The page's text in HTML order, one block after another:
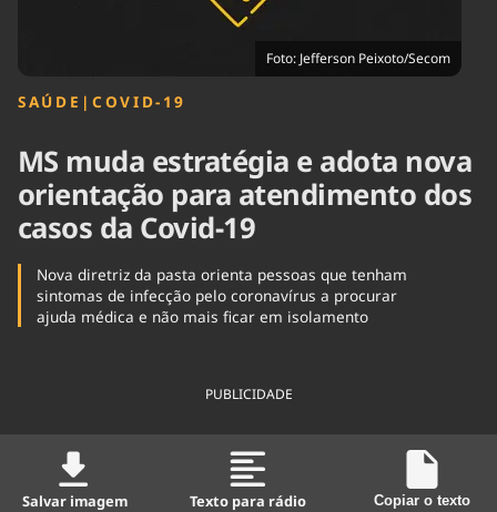
Foto: Jefferson Peixoto/Secom
SAÚDE | COVID-19
MS muda estratégia e adota nova
orientação para atendimento dos
casos da Covid-19
Nova diretriz da pasta orienta pessoas que tenham
sintomas de infecção pelo coronavírus a procurar
ajuda médica e não mais ficar em isolamento
PUBLICIDADE
Salvar imagem Texto para rádio Copiar o texto